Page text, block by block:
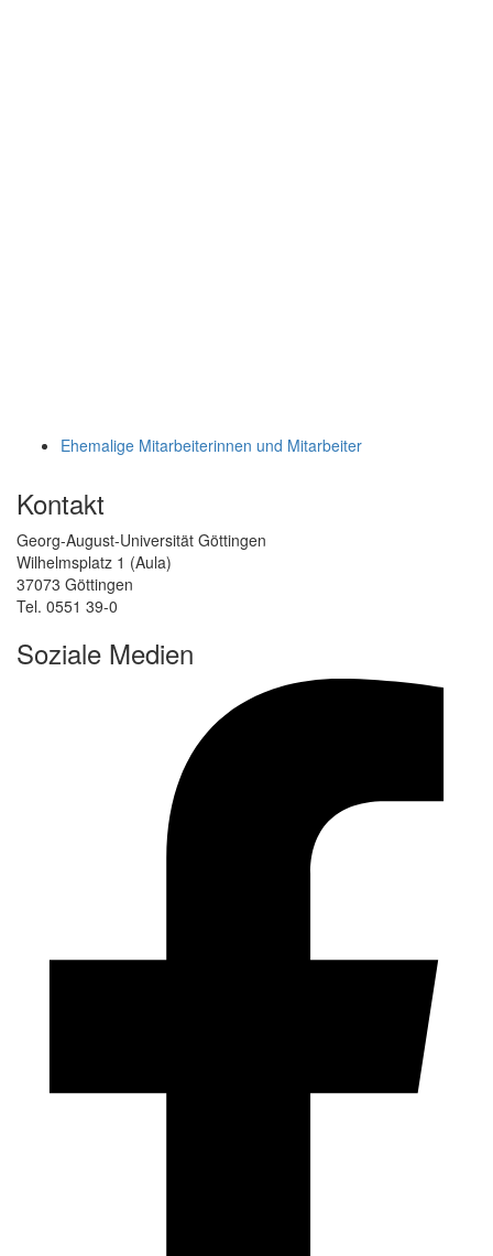
Ehemalige Mitarbeiterinnen und Mitarbeiter
Kontakt
Georg-August-Universität Göttingen
Wilhelmsplatz 1 (Aula)
37073 Göttingen
Tel. 0551 39-0
Soziale Medien